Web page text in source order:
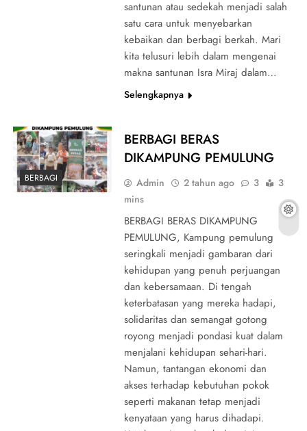
santunan atau sedekah menjadi salah
satu cara untuk menyebarkan
kebaikan dan berbagi berkah. Mari
kita telusuri lebih dalam mengenai
makna santunan Isra Miraj dalam…
Selengkapnya
BERBAGI
BERBAGI BERAS
DIKAMPUNG PEMULUNG
Admin 2 tahun ago 3
3
mins
BERBAGI BERAS DIKAMPUNG
PEMULUNG, Kampung pemulung
seringkali menjadi gambaran dari
kehidupan yang penuh perjuangan
dan kebersamaan. Di tengah
keterbatasan yang mereka hadapi,
solidaritas dan semangat gotong
royong menjadi pondasi kuat dalam
menjalani kehidupan sehari-hari.
Namun, tantangan ekonomi dan
akses terhadap kebutuhan pokok
seperti makanan tetap menjadi
kenyataan yang harus dihadapi.